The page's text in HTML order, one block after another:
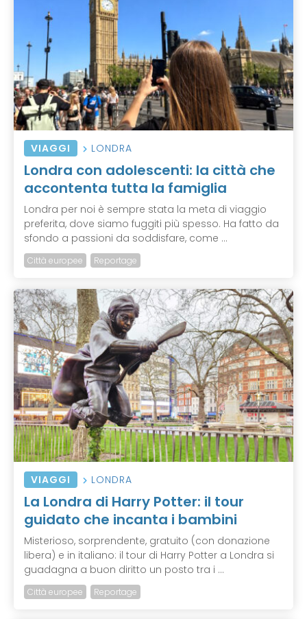
VIAGGI LONDRA
Londra con adolescenti: la città che
accontenta tutta la famiglia
Londra per noi è sempre stata la meta di viaggio
preferita, dove siamo fuggiti più spesso. Ha fatto da
sfondo a passioni da soddisfare, come ...
Città europee Reportage
VIAGGI LONDRA
La Londra di Harry Potter: il tour
guidato che incanta i bambini
Misterioso, sorprendente, gratuito (con donazione
libera) e in italiano: il tour di Harry Potter a Londra si
guadagna a buon diritto un posto tra i ...
Città europee Reportage